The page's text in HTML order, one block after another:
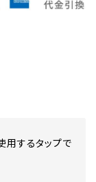
用するタップで